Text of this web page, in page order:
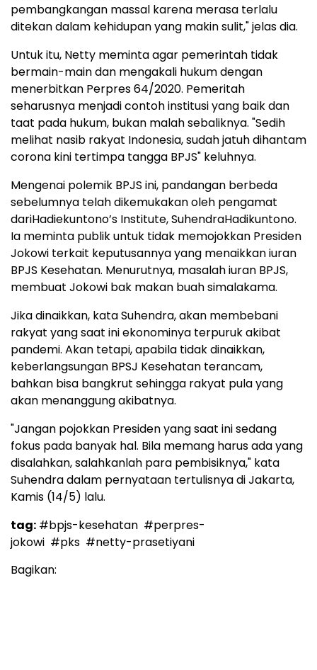
pembangkangan massal karena merasa terlalu
ditekan dalam kehidupan yang makin sulit," jelas dia.
Untuk itu, Netty meminta agar pemerintah tidak
bermain-main dan mengakali hukum dengan
menerbitkan Perpres 64/2020. Pemeritah
seharusnya menjadi contoh institusi yang baik dan
taat pada hukum, bukan malah sebaliknya. "Sedih
melihat nasib rakyat Indonesia, sudah jatuh dihantam
corona kini tertimpa tangga BPJS" keluhnya.
Mengenai polemik BPJS ini, pandangan berbeda
sebelumnya telah dikemukakan oleh pengamat
dariHadiekuntono’s Institute, SuhendraHadikuntono.
Ia meminta publik untuk tidak memojokkan Presiden
Jokowi terkait keputusannya yang menaikkan iuran
BPJS Kesehatan. Menurutnya, masalah iuran BPJS,
membuat Jokowi bak makan buah simalakama.
Jika dinaikkan, kata Suhendra, akan membebani
rakyat yang saat ini ekonominya terpuruk akibat
pandemi. Akan tetapi, apabila tidak dinaikkan,
keberlangsungan BPSJ Kesehatan terancam,
bahkan bisa bangkrut sehingga rakyat pula yang
akan menanggung akibatnya.
"Jangan pojokkan Presiden yang saat ini sedang
fokus pada banyak hal. Bila memang harus ada yang
disalahkan, salahkanlah para pembisiknya," kata
Suhendra dalam pernyataan tertulisnya di Jakarta,
Kamis (14/5) lalu.
tag: #bpjs-kesehatan #perpres-
jokowi #pks #netty-prasetiyani
Bagikan: